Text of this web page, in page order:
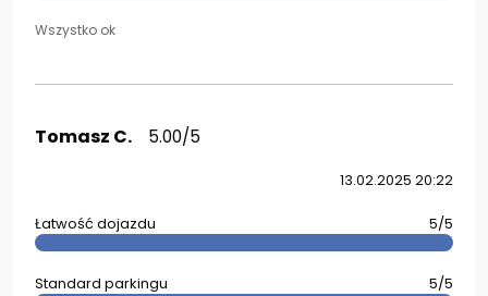
Wszystko ok
Tomasz C. 5.00/5
13.02.2025 20:22
Łatwość dojazdu 5/5
Standard parkingu 5/5